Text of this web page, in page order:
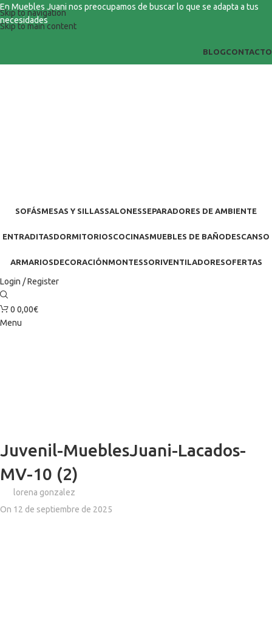
Skip to navigation
Skip to main content
En Muebles Juani nos preocupamos de buscar lo que se adapta a tus
necesidades
BLOGCONTACTO
SOFÁSMESAS Y SILLASSALONESSEPARADORES DE AMBIENTE
ENTRADITASDORMITORIOSCOCINASMUEBLES DE BAÑODESCANSO
ARMARIOSDECORACIÓNMONTESSORIVENTILADORESOFERTAS
Login / Register
0 0,00€
Menu
Juvenil-MueblesJuani-Lacados-
MV-10 (2)
lorena gonzalez
On 12 de septiembre de 2025